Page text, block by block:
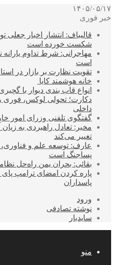
۱۴۰۵/۰۵/۱۷
خبر فوری
قالیباف: انتشار اخبار
شکست خورده است
مهاجرانی: شرط تداوم یارانه
است
تقویت نظارت بر بازار در
خانه هوشمند کایا
انواع قاب بندی دیوار با
دکارت؛ تحولی لوکس، فوری
داخلی
گفتگوی تلفنی وزرای امور
مخبر: تعادل راهبردی به
تغییر می‌کند
عارف: توسعه علم و
پساجنگ است
بقائی: بحران یمن راه‌حل
پاره کردن امضای ترامپ
پاسداران
ورود
نوشته تصادفی
سایدبار
منو